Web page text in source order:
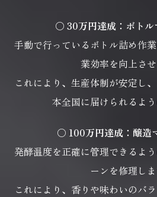
〇 30万円達成：ボト
手動で行っているボトル詰め作
業効率を向上させ
これにより、生産体制が安定し
本全国に届けられるよう
〇 100万円達成：醸造
発酵温度を正確に管理できるよ
ーンを修理しま
これにより、香りや味わいのバ